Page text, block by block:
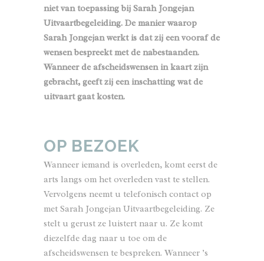
niet van toepassing bij Sarah Jongejan
Uitvaartbegeleiding. De manier waarop
Sarah Jongejan werkt is dat zij een vooraf de
wensen bespreekt met de nabestaanden.
Wanneer de afscheidswensen in kaart zijn
gebracht, geeft zij een inschatting wat de
uitvaart gaat kosten.
OP BEZOEK
Wanneer iemand is overleden, komt eerst de
arts langs om het overleden vast te stellen.
Vervolgens neemt u telefonisch contact op
met Sarah Jongejan Uitvaartbegeleiding. Ze
stelt u gerust ze luistert naar u. Ze komt
diezelfde dag naar u toe om de
afscheidswensen te bespreken. Wanneer ’s